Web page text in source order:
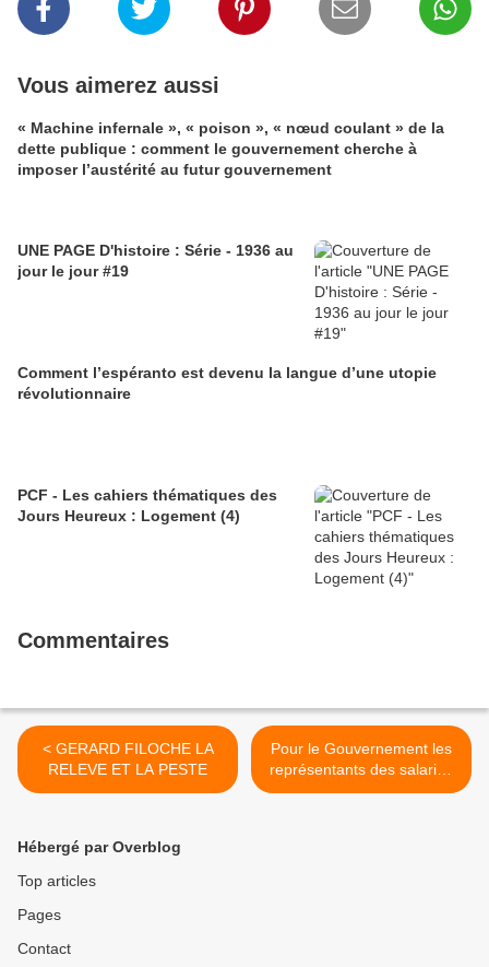
Vous aimerez aussi
« Machine infernale », « poison », « nœud coulant » de la
dette publique : comment le gouvernement cherche à
imposer l’austérité au futur gouvernement
UNE PAGE D'histoire : Série - 1936 au
jour le jour #19
Comment l’espéranto est devenu la langue d’une utopie
révolutionnaire
PCF - Les cahiers thématiques des
Jours Heureux : Logement (4)
Commentaires
< GERARD FILOCHE LA
RELEVE ET LA PESTE
Pour le Gouvernement les
représentants des salariés
sont trop nombreux pour
Hébergé par Overblog
Top articles
Pages
Contact